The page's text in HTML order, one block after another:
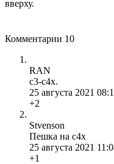
вверху.
Комментарии 10
RAN
с3-с4х.
25 августа 2021
+2
Stvenson
Пешка на с4х
25 августа 2021
+1